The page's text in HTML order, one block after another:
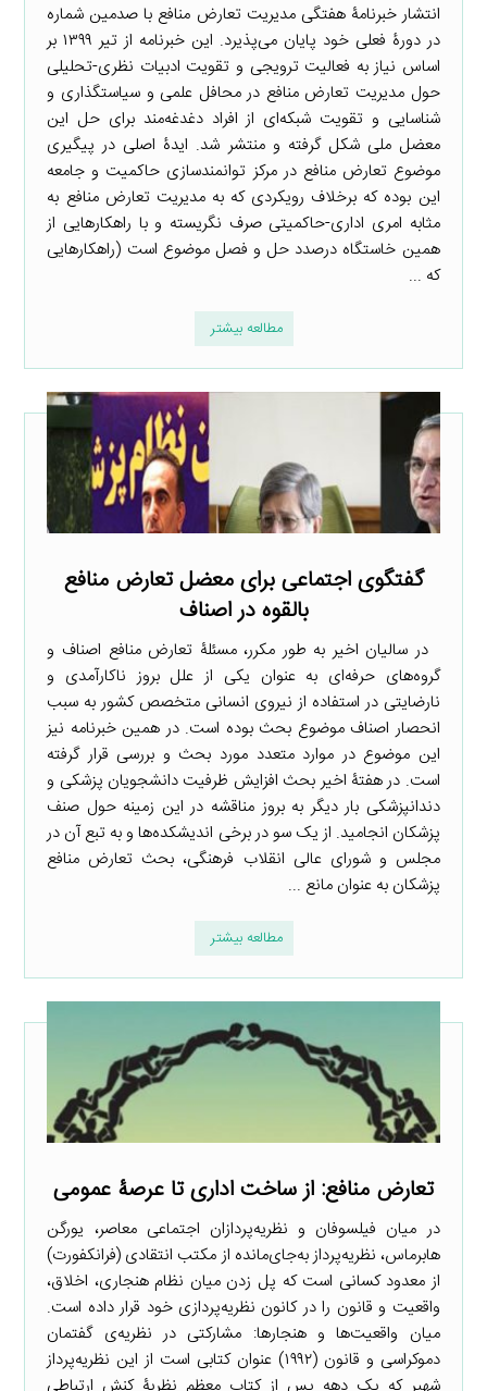
انتشار خبرنامۀ هفتگی مدیریت تعارض منافع با صدمین شماره
در دورۀ فعلی خود پایان می‌پذیرد. این خبرنامه از تیر ۱۳۹۹ بر
اساس نیاز به فعالیت ترویجی و تقویت ادبیات نظری-تحلیلی
حول مدیریت تعارض منافع در محافل علمی و سیاستگذاری و
شناسایی و تقویت شبکه‌ای از افراد دغدغه‌مند برای حل این
معضل ملی شکل گرفته و منتشر شد. ایدۀ اصلی در پیگیری
موضوع تعارض منافع در مرکز توانمندسازی حاکمیت و جامعه
این بوده که برخلاف رویکردی که به مدیریت تعارض منافع به
مثابه امری اداری-حاکمیتی صرف نگریسته و با راهکارهایی از
همین خاستگاه درصدد حل و فصل موضوع است (راهکارهایی
که ...
مطالعه بیشتر
گفتگوی اجتماعی برای معضل تعارض منافع
بالقوه در اصناف
در سالیان اخیر به طور مکرر، مسئلۀ تعارض منافع اصناف و
گروه‌های حرفه‌ای به عنوان یکی از علل بروز ناکارآمدی و
نارضایتی در استفاده از نیروی انسانی متخصص کشور به سبب
انحصار اصناف موضوع بحث بوده است. در همین خبرنامه نیز
این موضوع در موارد متعدد مورد بحث و بررسی قرار گرفته
است. در هفتۀ اخیر بحث افزایش ظرفیت دانشجویان پزشکی و
دندانپزشکی بار دیگر به بروز مناقشه در این زمینه حول صنف
پزشکان انجامید. از یک سو در برخی اندیشکده‌ها و به تبع آن در
مجلس و شورای عالی انقلاب فرهنگی، بحث تعارض منافع
پزشکان به عنوان مانع ...
مطالعه بیشتر
تعارض منافع: از ساخت اداری تا عرصۀ عمومی
در میان فیلسوفان و نظریه‌پردازان اجتماعی معاصر، یورگن
هابرماس، نظریه‌پرداز به‌جای‌مانده از مکتب انتقادی (فرانکفورت)
از معدود کسانی است که پل زدن میان نظام هنجاری، اخلاق،
واقعیت و قانون را در کانون نظریه‌پردازی خود قرار داده است.
میان واقعیت‌ها و هنجارها: مشارکتی در نظریه‌ی گفتمان
دموکراسی و قانون (۱۹۹۲) عنوان کتابی است از این نظریه‌پرداز